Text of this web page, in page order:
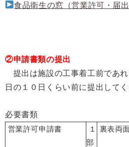
食品衛生の窓（営業許可・届出
②申請書類の提出
提出は施設の工事着工前であ
日の１０日くらい前に提出してく
必要書類
営業許可申請書
１
部
裏表両